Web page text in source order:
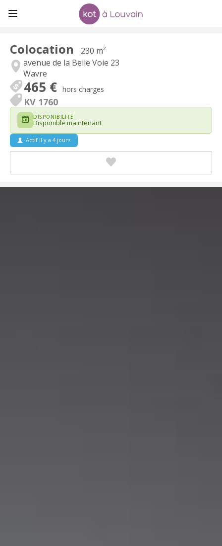
Colocation
230 m²
avenue de la Belle Voie 23
Wavre
465 € hors charges
KV 1760
DISPONIBILITÉ
Disponible maintenant
Actif il y a 4 jours